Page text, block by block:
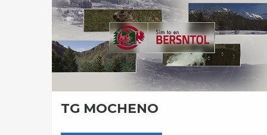
TG MOCHENO